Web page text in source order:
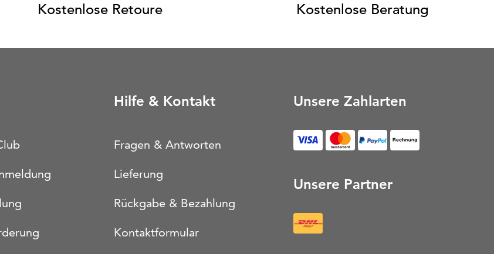
Kostenlose Retoure Kostenlose Beratung
Hilfe & Kontakt
Fragen & Antworten
Lieferung
Rückgabe & Bezahlung
Kontaktformular
Unsere Zahlarten
Unsere Partner